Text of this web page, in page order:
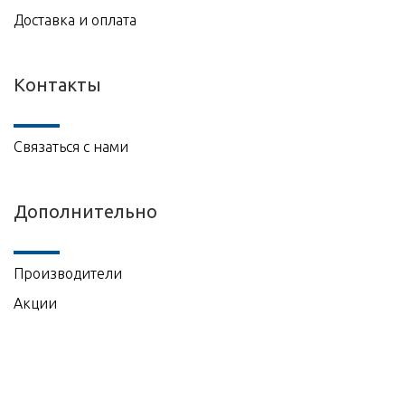
Доставка и оплата
Контакты
Связаться с нами
Дополнительно
Производители
Акции